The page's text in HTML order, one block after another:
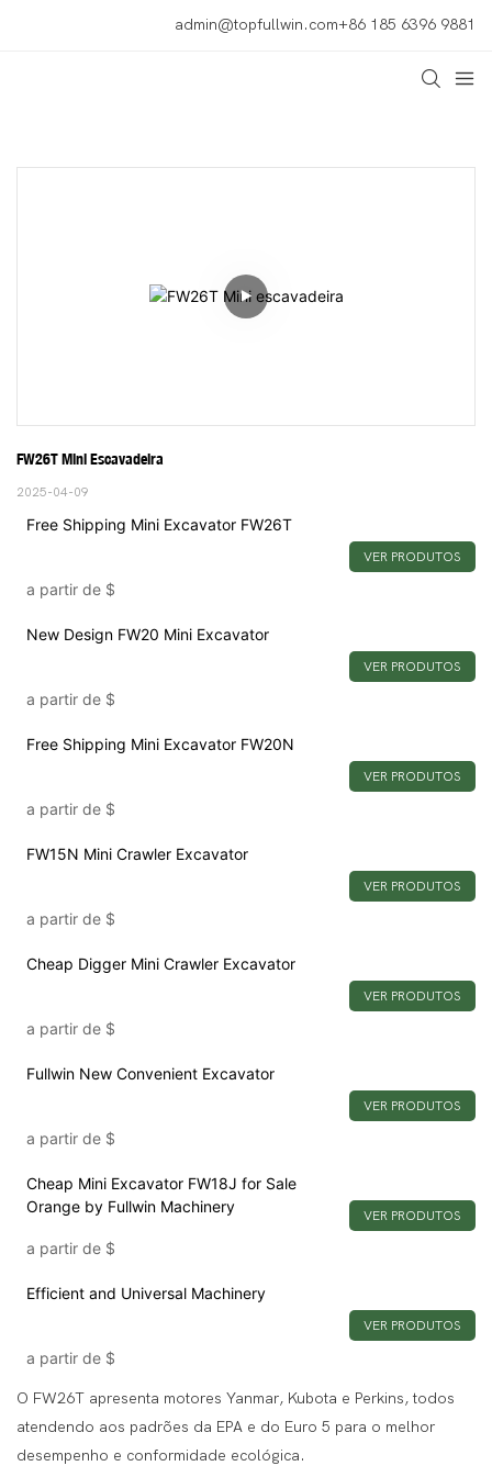
admin@topfullwin.com+86 185 6396 9881
FW26T Mini Escavadeira
2025-04-09
Free Shipping Mini Excavator FW26T
a partir de $
VER PRODUTOS
New Design FW20 Mini Excavator
a partir de $
VER PRODUTOS
Free Shipping Mini Excavator FW20N
a partir de $
VER PRODUTOS
FW15N Mini Crawler Excavator
a partir de $
VER PRODUTOS
Cheap Digger Mini Crawler Excavator
a partir de $
VER PRODUTOS
Fullwin New Convenient Excavator
a partir de $
VER PRODUTOS
Cheap Mini Excavator FW18J for Sale
Orange by Fullwin Machinery
a partir de $
VER PRODUTOS
Efficient and Universal Machinery
a partir de $
VER PRODUTOS
O FW26T apresenta motores Yanmar, Kubota e Perkins, todos
atendendo aos padrões da EPA e do Euro 5 para o melhor
desempenho e conformidade ecológica.